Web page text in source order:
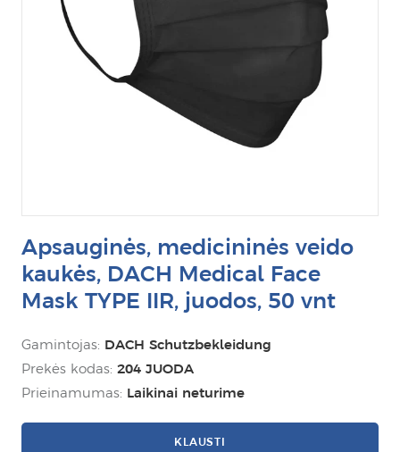
Apsauginės, medicininės veido
kaukės, DACH Medical Face
Mask TYPE IIR, juodos, 50 vnt
Gamintojas: DACH Schutzbekleidung
Prekės kodas: 204 JUODA
Prieinamumas: Laikinai neturime
KLAUSTI